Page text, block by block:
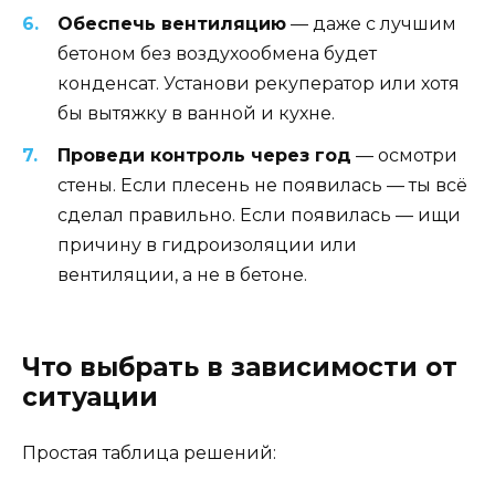
Обеспечь вентиляцию — даже с лучшим
бетоном без воздухообмена будет
конденсат. Установи рекуператор или хотя
бы вытяжку в ванной и кухне.
Проведи контроль через год — осмотри
стены. Если плесень не появилась — ты всё
сделал правильно. Если появилась — ищи
причину в гидроизоляции или
вентиляции, а не в бетоне.
Что выбрать в зависимости от
ситуации
Простая таблица решений: